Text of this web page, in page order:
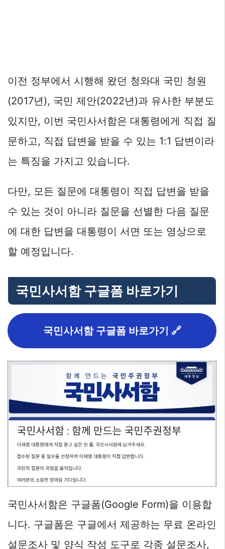
이전 정부에서 시행해 왔던 청와대 국민 청원
(2017년), 국민 제안(2022년)과 유사한 부분도
있지만, 이번 국민사서함은 대통령에게 직접 질
문하고, 직접 답변을 받을 수 있는 1:1 답변이라
는 특징을 가지고 있습니다.
다만, 모든 질문에 대통령이 직접 답변을 받을
수 있는 것이 아니라 질문을 선별한 다음 질문
에 대한 답변을 대통령이 서면 또는 영상으로
할 예정입니다.
국민사서함 구글폼 바로가기
국민사서함 구글폼 바로가기 🔗
국민사서함은 구글폼(Google Form)을 이용합
니다. 구글폼은 구글에서 제공하는 무료 온라인
설문조사 및 양식 작성 도구로 각종 설문조사,